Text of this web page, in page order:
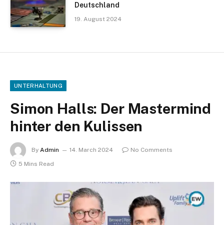
Deutschland
19. August 2024
UNTERHALTUNG
Simon Halls: Der Mastermind
hinter den Kulissen
By Admin 14. March 2024
No Comments
5 Mins Read